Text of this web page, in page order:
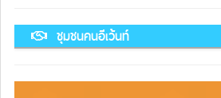
ชุมชนคนอีเว้นท์